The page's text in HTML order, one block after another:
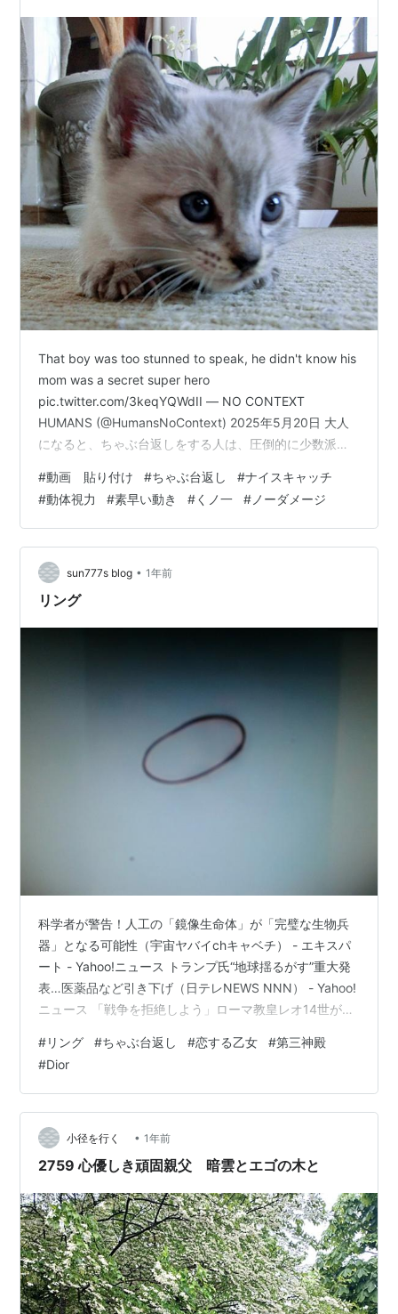
That boy was too stunned to speak, he didn't know his
mom was a secret super hero
pic.twitter.com/3keqYQWdII — NO CONTEXT
HUMANS (@HumansNoContext) 2025年5月20日 大人
になると、ちゃぶ台返しをする人は、圧倒的に少数派で
食べないという人もかなり少数派です。 多くの人は、食
べ物を目の前にすると、笑顔になる傾向があると思いま
す。 食べる理由や、楽しさがわかっていない小さなうち
は、この動画のような光…
#動画 貼り付け #ちゃぶ台返し #ナイスキャッチ
#動体視力 #素早い動き #くノ一 # ノーダメージ
sun777s blog • 1年前
リング
科学者が警告！人工の「鏡像生命体」が「完璧な生物兵
器」となる可能性（宇宙ヤバイchキャベチ） - エキスパ
ート - Yahoo!ニュース トランプ氏“地球揺るがす”重大発
表…医薬品など引き下げ（日テレNEWS NNN） - Yahoo!
ニュース 「戦争を拒絶しよう」ローマ教皇レオ14世が初
- YouTube エルサレムの火災によって、、神殿が燃え???
第三神殿が、、、建設される、、、流れ??? MSN 4月30
日 - YouTube 5月13日 London Underground subway
network disrupte…
#リング #ちゃぶ台返し #恋する乙女 #第三神殿
#Dior
小径を行く • 1年前
2759 心優しき頑固親父 暗雲とエゴの木と